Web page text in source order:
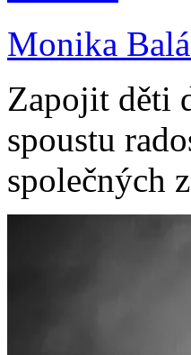
Monika
Zapojit děti
spoustu
společných